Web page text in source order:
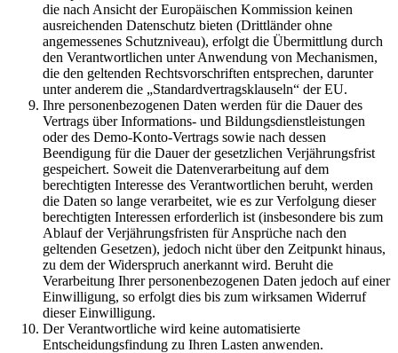
die nach Ansicht der Europäischen Kommission keinen
ausreichenden Datenschutz bieten (Drittländer ohne
angemessenes Schutzniveau), erfolgt die Übermittlung durch
den Verantwortlichen unter Anwendung von Mechanismen,
die den geltenden Rechtsvorschriften entsprechen, darunter
unter anderem die „Standardvertragsklauseln“ der EU.
Ihre personenbezogenen Daten werden für die Dauer des
Vertrags über Informations- und Bildungsdienstleistungen
oder des Demo-Konto-Vertrags sowie nach dessen
Beendigung für die Dauer der gesetzlichen Verjährungsfrist
gespeichert. Soweit die Datenverarbeitung auf dem
berechtigten Interesse des Verantwortlichen beruht, werden
die Daten so lange verarbeitet, wie es zur Verfolgung dieser
berechtigten Interessen erforderlich ist (insbesondere bis zum
Ablauf der Verjährungsfristen für Ansprüche nach den
geltenden Gesetzen), jedoch nicht über den Zeitpunkt hinaus,
zu dem der Widerspruch anerkannt wird. Beruht die
Verarbeitung Ihrer personenbezogenen Daten jedoch auf einer
Einwilligung, so erfolgt dies bis zum wirksamen Widerruf
dieser Einwilligung.
Der Verantwortliche wird keine automatisierte
Entscheidungsfindung zu Ihren Lasten anwenden.